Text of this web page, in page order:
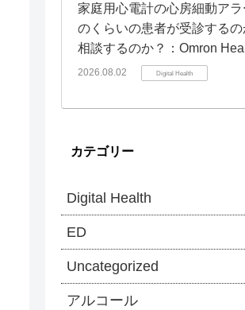
家庭用心電計の心房細動ア
のくらいの患者が受診するの
相談するのか？：Omron
2026.08.02 Digital Health
カテゴリー
Digital Health
ED
Uncategorized
アルコール